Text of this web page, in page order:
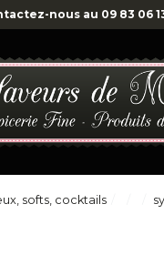
softs, cocktails
nous au 09 83 06